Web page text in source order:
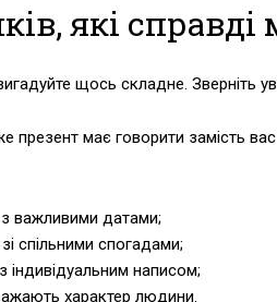
які
щось складне. Зверніть
презент має говорити замість
з важливими датами;
спільними спогадами;
індивідуальним написом;
характер людини.